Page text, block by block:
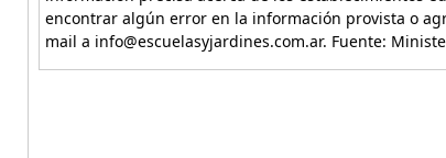
encontrar algún error en la información provista o
mail a info@escuelasyjardines.com.ar. Fuente: